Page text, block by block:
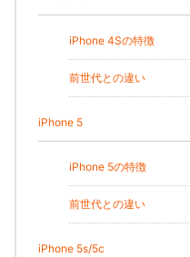
iPhone 4Sの特徴
前世代との違い
iPhone 5
iPhone 5の特徴
前世代との違い
iPhone 5s/5c